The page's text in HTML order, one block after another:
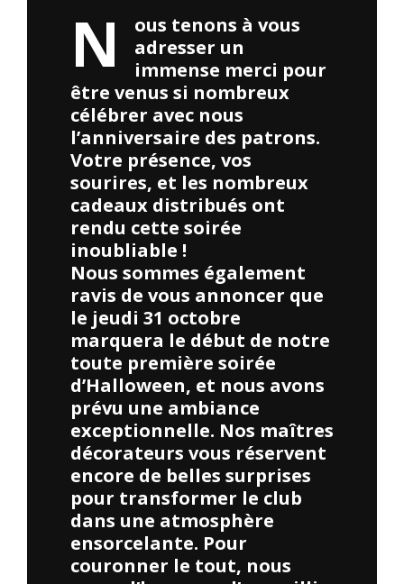
N
ous tenons à vous
adresser un
immense merci pour
être venus si nombreux
célébrer avec nous
l’anniversaire des patrons.
Votre présence, vos
sourires, et les nombreux
cadeaux distribués ont
rendu cette soirée
inoubliable !
Nous sommes également
ravis de vous annoncer que
le jeudi 31 octobre
marquera le début de notre
toute première soirée
d’Halloween, et nous avons
prévu une ambiance
exceptionnelle. Nos maîtres
décorateurs vous réservent
encore de belles surprises
pour transformer le club
dans une atmosphère
ensorcelante. Pour
couronner le tout, nous